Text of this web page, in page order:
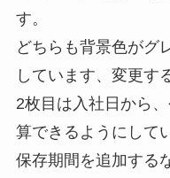
す。
どちらも背景色がグ
しています、変更す
2枚目は入社日から
算できるようにして
保存期間を追加する